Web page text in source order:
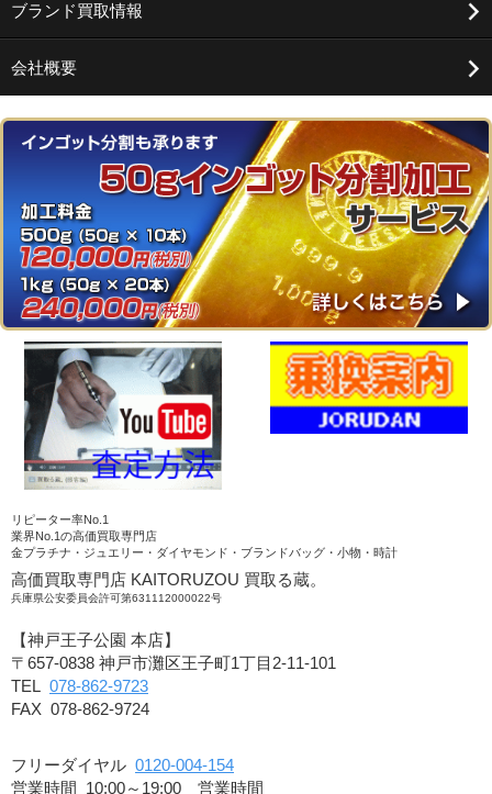
ブランド買取情報
会社概要
リピーター率No.1
業界No.1の高価買取専門店
金プラチナ・ジュエリー・ダイヤモンド・ブランドバッグ・小物・時計
高価買取専門店 KAITORUZOU 買取る蔵。
兵庫県公安委員会許可第631112000022号
【神戸王子公園 本店】
〒657-0838 神戸市灘区王子町1丁目2-11-101
TEL 078-862-9723
FAX 078-862-9724
フリーダイヤル 0120-004-154
営業時間 10:00～19:00 営業時間